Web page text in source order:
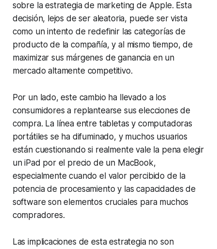
sobre la estrategia de marketing de Apple. Esta
decisión, lejos de ser aleatoria, puede ser vista
como un intento de redefinir las categorías de
producto de la compañía, y al mismo tiempo, de
maximizar sus márgenes de ganancia en un
mercado altamente competitivo.
Por un lado, este cambio ha llevado a los
consumidores a replantearse sus elecciones de
compra. La línea entre tabletas y computadoras
portátiles se ha difuminado, y muchos usuarios
están cuestionando si realmente vale la pena elegir
un iPad por el precio de un MacBook,
especialmente cuando el valor percibido de la
potencia de procesamiento y las capacidades de
software son elementos cruciales para muchos
compradores.
Las implicaciones de esta estrategia no son